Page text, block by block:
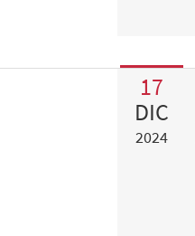
17
DIC
2024